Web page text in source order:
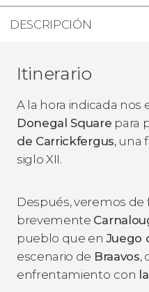
DESCRIPCIÓN
Itinerario
A la hora indicada
Donegal Square para
de Carrickfergus, una
siglo XII.
Después, veremos
brevemente
pueblo que en Juego
escenario de Braavos,
enfrentamiento con